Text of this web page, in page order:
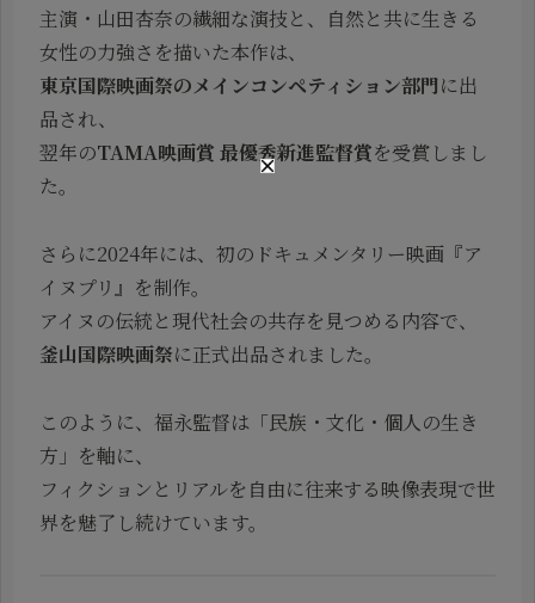
主演・山田杏奈の繊細な演技と、自然と共に生きる
女性の力強さを描いた本作は、
東京国際映画祭のメインコンペティション部門に出
品され、
翌年のTAMA映画賞 最優秀新進監督賞を受賞しまし
た。
さらに2024年には、初のドキュメンタリー映画『ア
イヌプリ』を制作。
アイヌの伝統と現代社会の共存を見つめる内容で、
釜山国際映画祭に正式出品されました。
このように、福永監督は「民族・文化・個人の生き
方」を軸に、
フィクションとリアルを自由に往来する映像表現で世
界を魅了し続けています。